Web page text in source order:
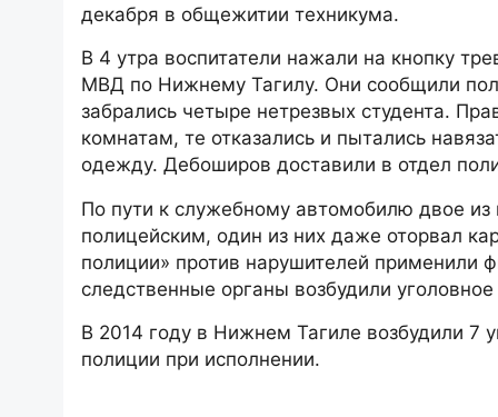
декабря в общежитии техникума.
В 4 утра воспитатели нажали на кнопку
МВД по Нижнему Тагилу. Они сообщили
забрались четыре нетрезвых студента.
комнатам, те отказались и пытались
одежду. Дебоширов доставили в отдел
По пути к служебному автомобилю двое из
полицейским, один из них даже оторвал
полиции» против нарушителей применили
следственные органы возбудили
В 2014 году в Нижнем Тагиле возбудили 7
полиции при исполнении.